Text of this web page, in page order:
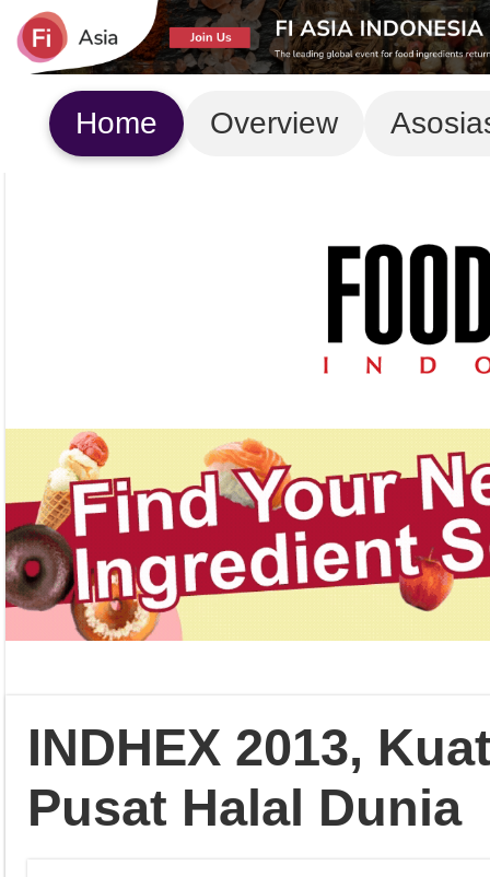
Home Overview
INDHEX 2013,
Pusat Halal Dunia